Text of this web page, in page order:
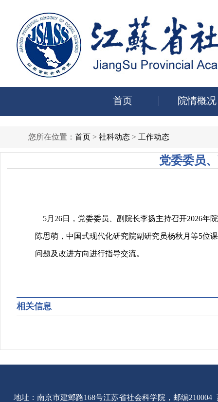
首页 院情概况
您所在位置： 首页 > 社科动态 > 工作动态
党委委员
5月 26日，党委委员、副院长李扬主持召开2026年
陈思萌，中国式现代化研究院副研究员杨秋月等5位
问题及改进方向进行指导交流。
相关信息
地址：南京市建邺路168号江苏省社会科学院，邮编210004